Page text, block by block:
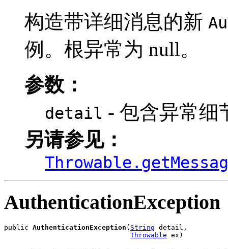
构造带详细消息的新
例。根异常为 null。
参数：
detail - 包含异常细
另请参见：
AuthenticationException
public AuthenticationException ( String detail,
Throwable ex)